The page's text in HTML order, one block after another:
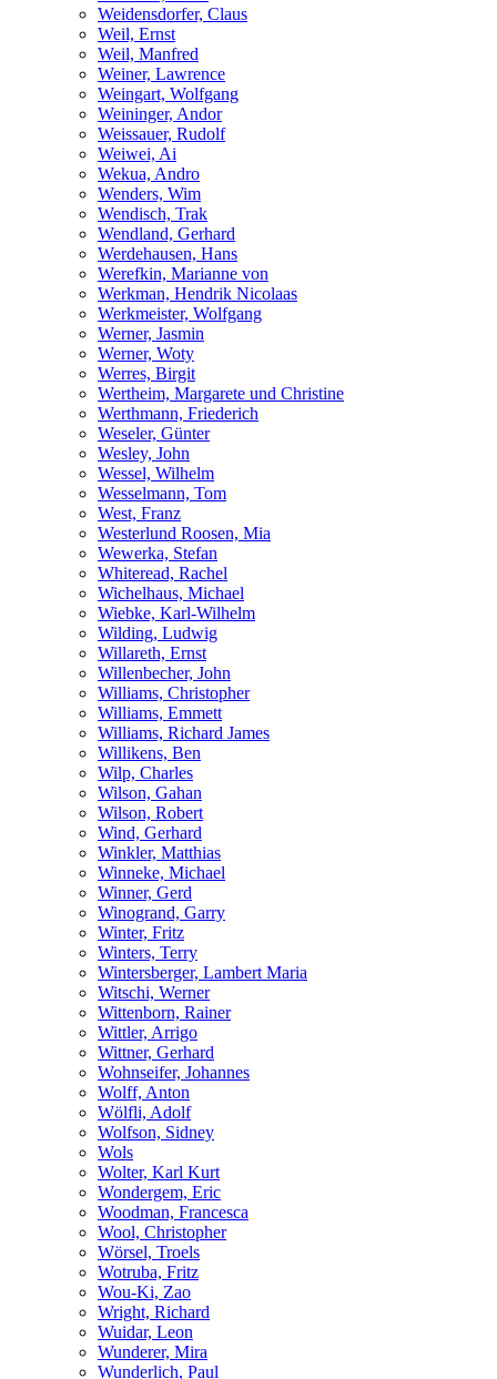
Weidensdorfer, Claus
Weil, Ernst
Weil, Manfred
Weiner, Lawrence
Weingart, Wolfgang
Weininger, Andor
Weissauer, Rudolf
Weiwei, Ai
Wekua, Andro
Wenders, Wim
Wendisch, Trak
Wendland, Gerhard
Werdehausen, Hans
Werefkin, Marianne von
Werkman, Hendrik Nicolaas
Werkmeister, Wolfgang
Werner, Jasmin
Werner, Woty
Werres, Birgit
Wertheim, Margarete und Christine
Werthmann, Friederich
Weseler, Günter
Wesley, John
Wessel, Wilhelm
Wesselmann, Tom
West, Franz
Westerlund Roosen, Mia
Wewerka, Stefan
Whiteread, Rachel
Wichelhaus, Michael
Wiebke, Karl-Wilhelm
Wilding, Ludwig
Willareth, Ernst
Willenbecher, John
Williams, Christopher
Williams, Emmett
Williams, Richard James
Willikens, Ben
Wilp, Charles
Wilson, Gahan
Wilson, Robert
Wind, Gerhard
Winkler, Matthias
Winneke, Michael
Winner, Gerd
Winogrand, Garry
Winter, Fritz
Winters, Terry
Wintersberger, Lambert Maria
Witschi, Werner
Wittenborn, Rainer
Wittler, Arrigo
Wittner, Gerhard
Wohnseifer, Johannes
Wolff, Anton
Wölfli, Adolf
Wolfson, Sidney
Wols
Wolter, Karl Kurt
Wondergem, Eric
Woodman, Francesca
Wool, Christopher
Wörsel, Troels
Wotruba, Fritz
Wou-Ki, Zao
Wright, Richard
Wuidar, Leon
Wunderer, Mira
Wunderlich, Paul